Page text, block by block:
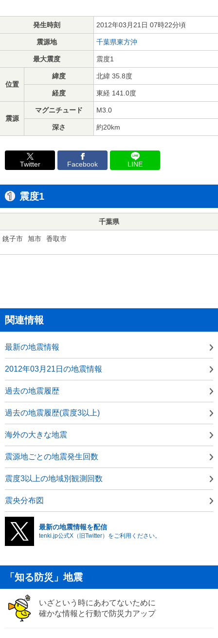
発生時刻 2012年03月21日 07時22分頃
震源地 千葉県東方沖
最大震度 震度1
位置
緯度 北緯 35.8度
経度 東経 141.0度
震源
マグニチュード M3.0
深さ 約20km
Twitter Facebook LINE
震度1
千葉県
銚子市 旭市 香取市
関連情報
最新の地震情報
2012年03月21日の地震情報
過去の地震履歴
過去の地震履歴(震度3以上)
海外の大きな地震
震源地ごとの地震発生回数
震度3以上の地域別観測回数
震央分布図
最新の地震情報を配信
tenki.jp公式X（旧Twitter）をご利用ください。
「知る防災」地震
いざという時にあわてないために
確かな情報と行動で防災力アップ